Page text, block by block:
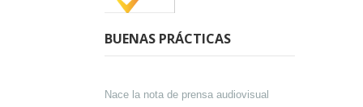
BUENAS PRÁCTICAS
Nace la nota de prensa audiovisual